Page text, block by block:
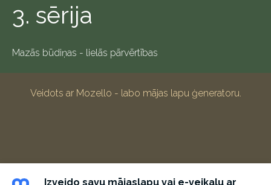
3. sērija
Mazās būdiņas - lielās pārvērtības
Veidots ar Mozello - labo mājas lapu ģeneratoru.
Izveido savu mājaslapu vai e-veikalu ar